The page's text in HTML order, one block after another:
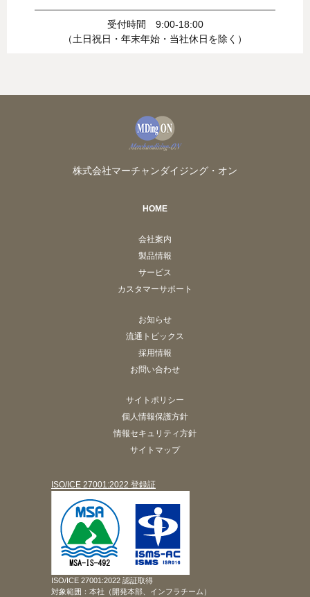
受付時間 9:00-18:00
（土日祝日・年末年始・当社休日を除く）
株式会社マーチャンダイジング・オン
HOME
会社案内
製品情報
サービス
カスタマーサポート
お知らせ
流通トピックス
採用情報
お問い合わせ
サイトポリシー
個人情報保護方針
情報セキュリティ方針
サイトマップ
ISO/ICE 27001:2022 登録証
ISO/ICE 27001:2022 認証取得
対象範囲：本社（開発本部、インフラチーム）